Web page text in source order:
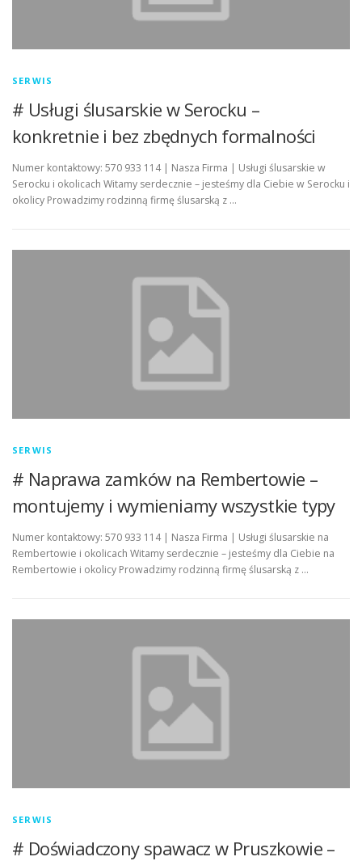
SERWIS
# Usługi ślusarskie w Serocku –
konkretnie i bez zbędnych formalności
Numer kontaktowy: 570 933 114 | Nasza Firma | Usługi ślusarskie w
Serocku i okolicach Witamy serdecznie – jesteśmy dla Ciebie w Serocku i
okolicy Prowadzimy rodzinną firmę ślusarską z …
SERWIS
# Naprawa zamków na Rembertowie –
montujemy i wymieniamy wszystkie typy
Numer kontaktowy: 570 933 114 | Nasza Firma | Usługi ślusarskie na
Rembertowie i okolicach Witamy serdecznie – jesteśmy dla Ciebie na
Rembertowie i okolicy Prowadzimy rodzinną firmę ślusarską z …
SERWIS
# Doświadczony spawacz w Pruszkowie –